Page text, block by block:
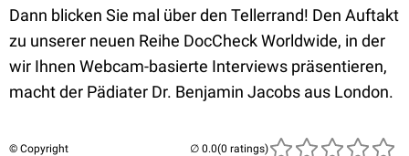
Dann blicken Sie mal über den Tellerrand! Den Auftakt
zu unserer neuen Reihe DocCheck Worldwide, in der
wir Ihnen Webcam-basierte Interviews präsentieren,
macht der Pädiater Dr. Benjamin Jacobs aus London.
© Copyright (0 ratings)